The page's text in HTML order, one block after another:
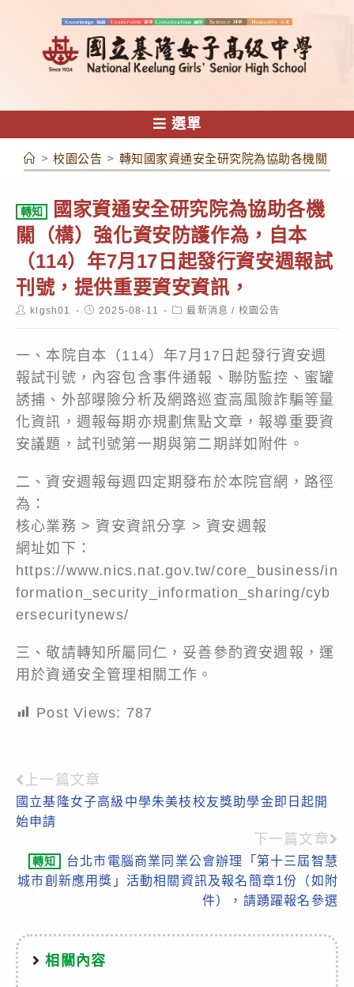
容
選單
> 校園公告 > 轉知國家資通安全研究院為協助各機關（
轉知
國家資通安全研究院為協助各機
關（構）強化資安防護作為，自本
（114）年7月17日起發行資安週報試
刊號，提供重要資安資訊，
Postklgsh01
Post2025-08-11
Post最新消息 / 校園公告
一、本院自本（114）年7月17日起發行資安週
報試刊號，內容包含事件通報、聯防監控、蜜罐
誘捕、外部曝險分析及網路巡查高風險詐騙等量
化資訊，週報每期亦規劃焦點文章，報導重要資
安議題，試刊號第一期與第二期詳如附件。
二、資安週報每週四定期發布於本院官網，路徑
為：
核心業務 > 資安資訊分享 > 資安週報
網址如下：
https://www.nics.nat.gov.tw/core_business/in
formation_security_information_sharing/cyb
ersecuritynews/
三、敬請轉知所屬同仁，妥善參酌資安週報，運
用於資通安全管理相關工作。
Post Views: 787
Read
more
上一篇文章
國立基隆女子高級中學朱美枝校友獎助學金即日起開
始申請
下一篇文章
轉知
台北市電腦商業同業公會辦理「第十三屆智慧
城市創新應用獎」活動相關資訊及報名簡章1份（如附
件），請踴躍報名參選
相關內容